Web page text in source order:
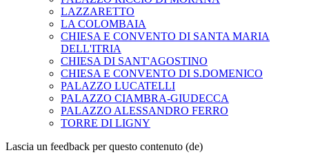
LAZZARETTO
LA COLOMBAIA
CHIESA E CONVENTO DI SANTA MARIA
DELL'ITRIA
CHIESA DI SANT'AGOSTINO
CHIESA E CONVENTO DI S.DOMENICO
PALAZZO LUCATELLI
PALAZZO CIAMBRA-GIUDECCA
PALAZZO ALESSANDRO FERRO
TORRE DI LIGNY
Lascia un feedback per questo contenuto (de)